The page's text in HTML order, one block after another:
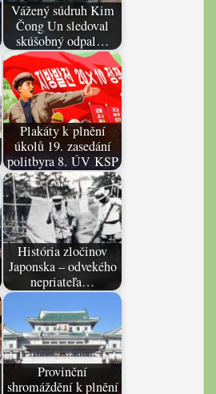
Vážený súdruh Kim
Čong Un sledoval
skúšobný odpal…
Plakáty k plnění
úkolů 19. zasedání
politbyra 8. ÚV KSP
História zločinov
Japonska – odvekého
nepriateľa…
Provinční
shromáždění k plnění